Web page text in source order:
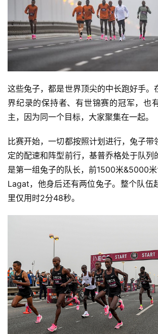
这些兔子，都是世界顶尖的中长跑好手。
界纪录的保持者、有世锦赛的冠军，也
主，因为同一个目标，大家聚集在一起。
比赛开始，一切都按照计划进行，兔子带
定的配速和阵型前行，基普乔格处于队列
是第一组兔子的队长，前1500米&5000
Lagat，他身后还有两位兔子。整个队伍
里仅用时2分48秒。